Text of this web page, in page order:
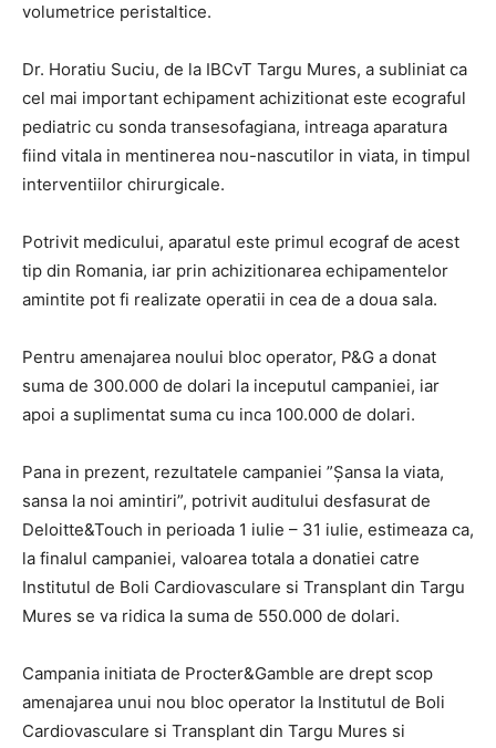
volumetrice peristaltice.
Dr. Horatiu Suciu, de la IBCvT Targu Mures, a subliniat ca
cel mai important echipament achizitionat este ecograful
pediatric cu sonda transesofagiana, intreaga aparatura
fiind vitala in mentinerea nou-nascutilor in viata, in timpul
interventiilor chirurgicale.
Potrivit medicului, aparatul este primul ecograf de acest
tip din Romania, iar prin achizitionarea echipamentelor
amintite pot fi realizate operatii in cea de a doua sala.
Pentru amenajarea noului bloc operator, P&G a donat
suma de 300.000 de dolari la inceputul campaniei, iar
apoi a suplimentat suma cu inca 100.000 de dolari.
Pana in prezent, rezultatele campaniei ”Şansa la viata,
sansa la noi amintiri”, potrivit auditului desfasurat de
Deloitte&Touch in perioada 1 iulie – 31 iulie, estimeaza ca,
la finalul campaniei, valoarea totala a donatiei catre
Institutul de Boli Cardiovasculare si Transplant din Targu
Mures se va ridica la suma de 550.000 de dolari.
Campania initiata de Procter&Gamble are drept scop
amenajarea unui nou bloc operator la Institutul de Boli
Cardiovasculare si Transplant din Targu Mures si